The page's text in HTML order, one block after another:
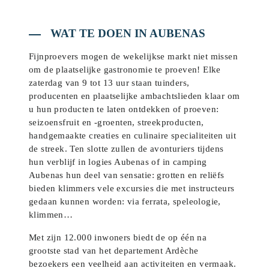
WAT TE DOEN IN AUBENAS
Fijnproevers mogen de wekelijkse markt niet missen
om de plaatselijke gastronomie te proeven! Elke
zaterdag van 9 tot 13 uur staan tuinders,
producenten en plaatselijke ambachtslieden klaar om
u hun producten te laten ontdekken of proeven:
seizoensfruit en -groenten, streekproducten,
handgemaakte creaties en culinaire specialiteiten uit
de streek. Ten slotte zullen de avonturiers tijdens
hun verblijf in logies Aubenas of in camping
Aubenas hun deel van sensatie: grotten en reliëfs
bieden klimmers vele excursies die met instructeurs
gedaan kunnen worden: via ferrata, speleologie,
klimmen…
Met zijn 12.000 inwoners biedt de op één na
grootste stad van het departement Ardèche
bezoekers een veelheid aan activiteiten en vermaak.